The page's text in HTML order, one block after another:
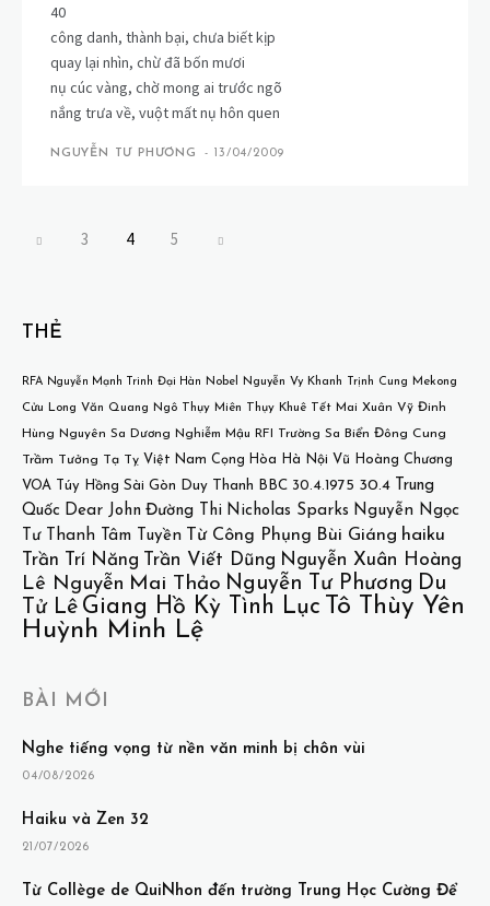
40
công danh, thành bại, chưa biết kịp
quay lại nhìn, chừ đã bốn mươi
nụ cúc vàng, chờ mong ai trước ngõ
nắng trưa về, vuột mất nụ hôn quen
NGUYỄN TƯ PHƯƠNG - 13/04/2009
3 4 5
THẺ
RFA Nguyễn Mạnh Trinh Đại Hàn Nobel Nguyễn Vy Khanh Trịnh Cung Mekong
Cửu Long Văn Quang Ngô Thụy Miên Thụy Khuê Tết Mai Xuân Vỹ Đinh
Hùng Nguyên Sa Dương Nghiễm Mậu RFI Trường Sa Biển Đông Cung
Trầm Tưởng Tạ Tỵ Việt Nam Cọng Hòa Hà Nội Vũ Hoàng Chương
VOA
Túy Hồng Sài Gòn Duy Thanh BBC 30.4.1975 30.4
Trung
Quốc Dear John Đường Thi Nicholas Sparks Nguyễn Ngọc
Tư
Thanh Tâm Tuyền Từ Công Phụng Bùi Giáng haiku
Trần Trí Năng
Trần Viết Dũng Nguyễn Xuân Hoàng
Lê Nguyễn Mai Thảo Nguyễn Tư Phương Du
Tử Lê Giang Hồ Kỳ Tình Lục Tô Thùy Yên
Huỳnh Minh Lệ
BÀI MỚI
Nghe tiếng vọng từ nền văn minh bị chôn vùi
04/08/2026
Haiku và Zen 32
21/07/2026
Từ Collège de QuiNhon đến trường Trung Học Cường Để